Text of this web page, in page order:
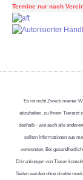
Termine nur nach
Es ist nicht Zweck meiner
abzuhalten, zu Ihrem Tierarzt
deshalb - wie auch alle
sollten Informationen aus
verwenden. Bei
Erkrankungen von Tieren
Seiten werden ohne direkte